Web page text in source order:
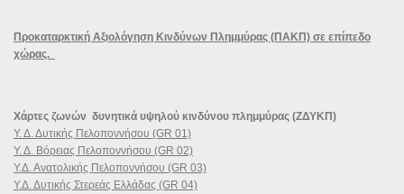
Προκαταρκτική Αξιολόγηση Κινδύνων Πλημμύρας (ΠΑΚΠ) σε επίπεδο
χώρας.
Χάρτες ζωνών δυνητικά υψηλού κινδύνου πλημμύρας (ΖΔΥΚΠ)
Υ. Δ. Δυτικής Πελοποννήσου (GR 01)
Υ. Δ. Βόρειας Πελοποννήσου (GR 02)
Υ.Δ. Ανατολικής Πελοποννήσου (GR 03)
Υ.Δ. Δυτικής Στερεάς Ελλάδας (GR 04)